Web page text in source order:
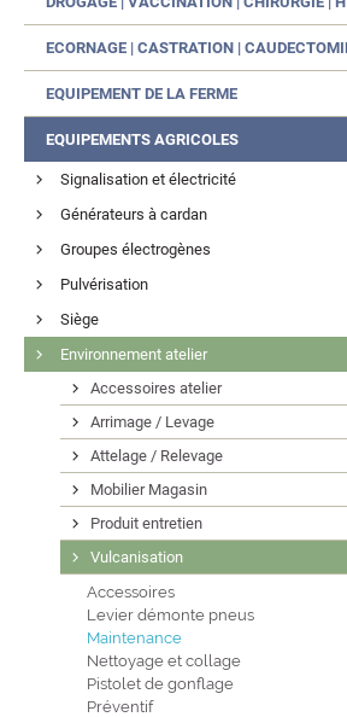
ECORNAGE | CASTRATION |
EQUIPEMENT DE LA FERME
EQUIPEMENTS AGRICOLES
Signalisation et électricité
Générateurs à cardan
Groupes électrogènes
Pulvérisation
Siège
Environnement atelier
Accessoires atelier
Arrimage / Levage
Attelage / Relevage
Mobilier Magasin
Produit entretien
Vulcanisation
Accessoires
Levier démonte pneus
Maintenance
Nettoyage et collage
Pistolet de gonflage
Préventif